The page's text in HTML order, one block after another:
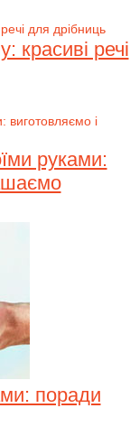
красиві речі
руками:
поради